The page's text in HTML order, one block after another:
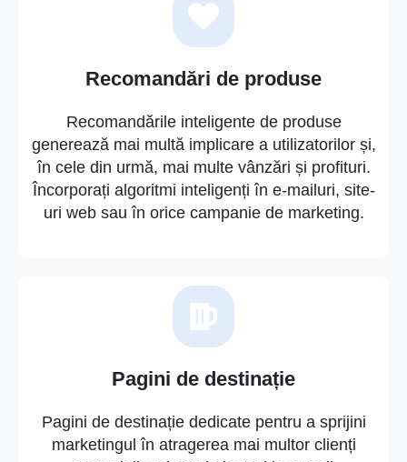
Recomandări de produse
Recomandările inteligente de produse
generează mai multă implicare a utilizatorilor și,
în cele din urmă, mai multe vânzări și profituri.
Încorporați algoritmi inteligenți în e-mailuri, site-
uri web sau în orice campanie de marketing.
Pagini de destinație
Pagini de destinație dedicate pentru a sprijini
marketingul în atragerea mai multor clienți